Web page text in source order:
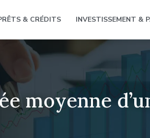
& CRÉDITS INVESTISSEMENT &
moyenne